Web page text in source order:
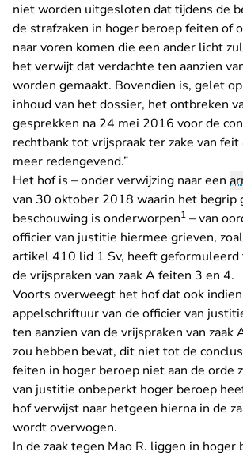
niet worden uitgesloten dat tijdens de
de strafzaken in hoger beroep feiten of
naar voren komen die een ander licht
het verwijt dat verdachte ten aanzien
worden gemaakt. Bovendien is, gelet
inhoud van het dossier, het ontbreken
gesprekken na 24 mei 2016 voor de
rechtbank tot vrijspraak ter zake van
meer redengevend.”
Het hof is – onder verwijzing naar een
van 30 oktober 2018 waarin het begrip
beschouwing is onderworpen1 – van
officier van justitie hiermee grieven,
artikel 410 lid 1 Sv, heeft geformuleerd
de vrijspraken van zaak A feiten 3 en 4.
Voorts overweegt het hof dat ook
appelschriftuur van de officier van
ten aanzien van de vrijspraken van zaak
zou hebben bevat, dit niet tot de
feiten in hoger beroep niet aan de orde
van justitie onbeperkt hoger beroep
hof verwijst naar hetgeen hierna in de
wordt overwogen.
In de zaak tegen Mao R. liggen in hoger